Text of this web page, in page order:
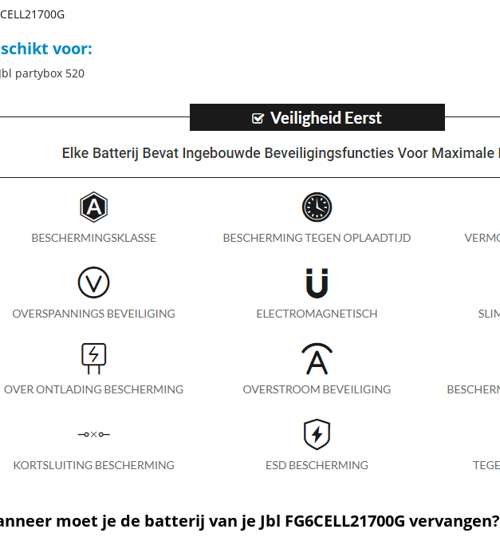
voor:
partybox 520
moet je de batterij van je Jbl FG6CELL21700G vervangen?